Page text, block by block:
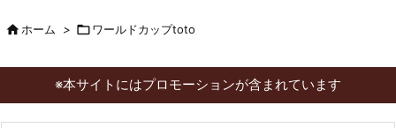
ホーム > ワールドカップtoto
※本サイトにはプロモーションが含まれています